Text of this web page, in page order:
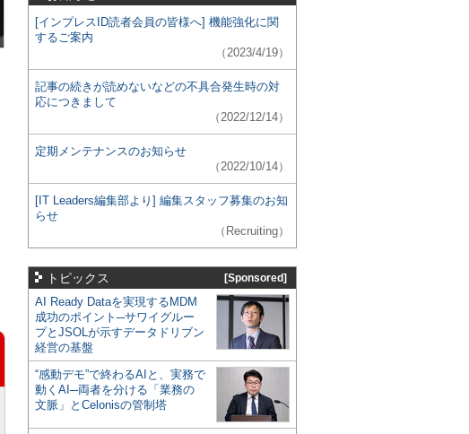
[インプレスID読者会員の皆様へ] 機能強化に関
するご案内
（2023/4/19）
記事の続きが読めないなどの不具合発生時の対
応につきまして
（2022/12/14）
定期メンテナンスのお知らせ
（2022/10/14）
[IT Leaders編集部より] 編集スタッフ募集のお知
らせ
（Recruiting）
トピックス [Sponsored]
AI Ready Dataを実現するMDM
成功のポイント─サワイグルー
プとJSOLが示すデータドリブン
経営の基盤
“感動デモ”で終わるAIと、実務で
動くAI─両者を分ける「業務の
文脈」とCelonisの管制塔